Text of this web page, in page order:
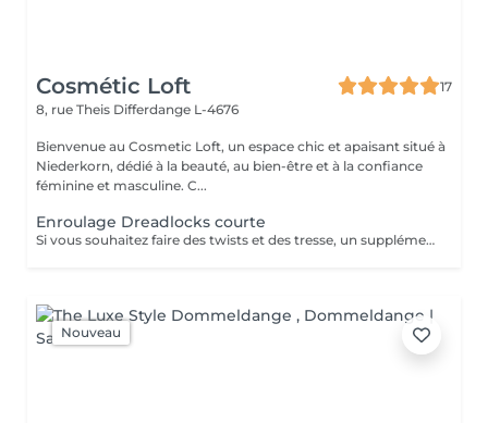
Cosmétic Loft
17
8, rue Theis Differdange L-4676
Bienvenue au Cosmetic Loft, un espace chic et apaisant situé à
Niederkorn, dédié à la beauté, au bien-être et à la confiance
féminine et masculine. C...
Enroulage Dreadlocks courte
Si vous souhaitez faire des twists et des tresse, un supplément de 10€ sera demandé
Nouveau